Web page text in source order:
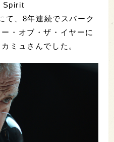
Spirit
、8年連続でスパーク
・オブ・ザ・イヤーに
ミュさんでした。